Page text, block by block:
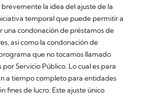
la idea del ajuste de la
temporal que puede permitir a
una condonación de préstamos de
así como la condonación de
que no tocamos llamado
Servicio Público. Lo cual es para
a tiempo completo para entidades
fines de lucro. Este ajuste único